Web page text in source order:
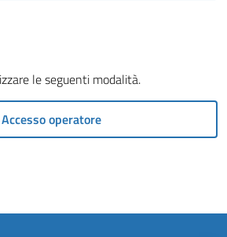
le seguenti modalità.
Accesso operatore